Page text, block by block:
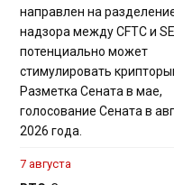
направлен на
надзора между CFTC и
потенциально может
стимулировать
Разметка Сената в мае,
голосование Сената в
2026 года.
7 августа